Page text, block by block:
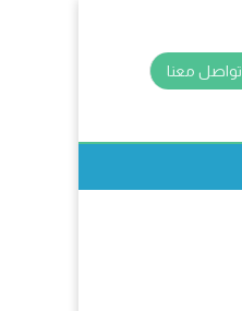
تواصل معنا